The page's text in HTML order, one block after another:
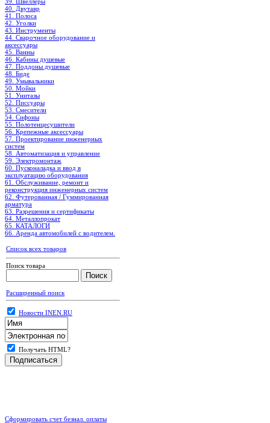
40. Двутавр
41. Полоса
42. Уголки
43. Инструменты
44. Сварочное оборудование и
аксессуары
45. Ванны
46. Кабины душевые
47. Поддоны душевые
48. Биде
49. Умывальники
50. Мойки
51. Унитазы
52. Писсуары
53. Смесители
54. Сифоны
55. Полотенцесушители
56. Крепежные аксессуары
57. Проектирование инженерных
систем
58. Автоматизация и управление
59. Электромонтаж
60. Пусконаладка и ввод в
эксплуатацию оборудования
61. Обслуживание, ремонт и
реконструкция инженерных систем
62. Футерованная / Гуммированная
арматура
63. Разрешения и сертификаты
64. Металлопрокат
65. КАТАЛОГИ
66. Аренда автомобилей с водителем.
Список всех товаров
Поиск товара
Расширенный поиск
Новости INEN.RU
Получать HTML?
Сформировать счет безнал. оплаты